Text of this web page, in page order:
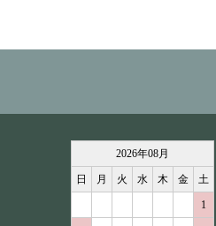
2026年08月
日 月 火 水 木 金 土
1